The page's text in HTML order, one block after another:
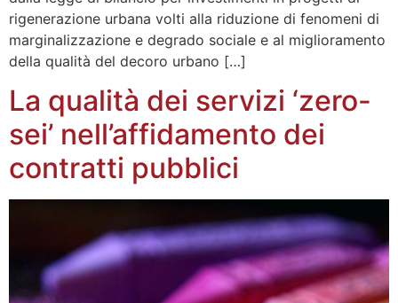
rigenerazione urbana volti alla riduzione di fenomeni di
marginalizzazione e degrado sociale e al miglioramento
della qualità del decoro urbano […]
La qualità dei servizi ‘zero-
sei’ nell’affidamento dei
contratti pubblici